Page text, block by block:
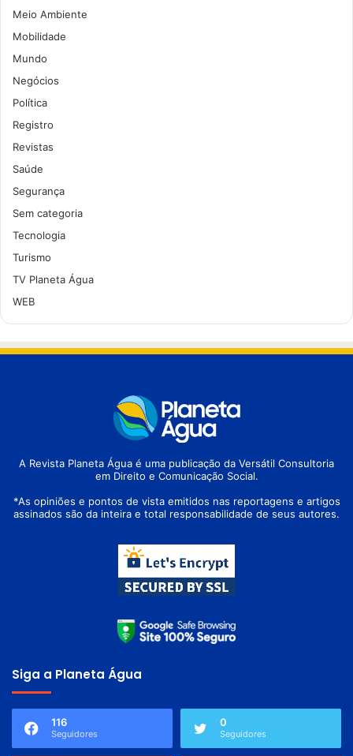
Meio Ambiente
Mobilidade
Mundo
Negócios
Política
Registro
Revistas
Saúde
Segurança
Sem categoria
Tecnologia
Turismo
TV Planeta Água
WEB
A Revista Planeta Água é uma publicação da Versátil Consultoria
em Direito e Comunicação Social.
*As opiniões e pontos de vista emitidos nas reportagens e artigos
assinados são da inteira e total responsabilidade de seus autores.
Siga a Planeta Água
116
Seguidores
0
Seguidores